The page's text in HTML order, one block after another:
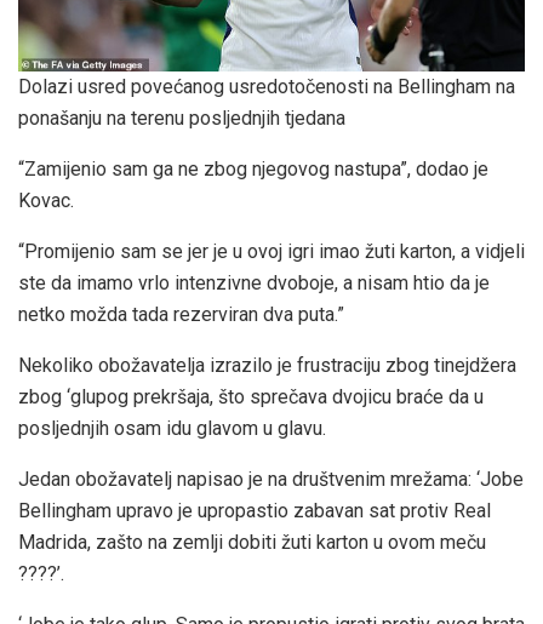
Dolazi usred povećanog usredotočenosti na Bellingham na
ponašanju na terenu posljednjih tjedana
“Zamijenio sam ga ne zbog njegovog nastupa”, dodao je
Kovac.
“Promijenio sam se jer je u ovoj igri imao žuti karton, a vidjeli
ste da imamo vrlo intenzivne dvoboje, a nisam htio da je
netko možda tada rezerviran dva puta.”
Nekoliko obožavatelja izrazilo je frustraciju zbog tinejdžera
zbog ‘glupog prekršaja, što sprečava dvojicu braće da u
posljednjih osam idu glavom u glavu.
Jedan obožavatelj napisao je na društvenim mrežama: ‘Jobe
Bellingham upravo je upropastio zabavan sat protiv Real
Madrida, zašto na zemlji dobiti žuti karton u ovom meču
????’.